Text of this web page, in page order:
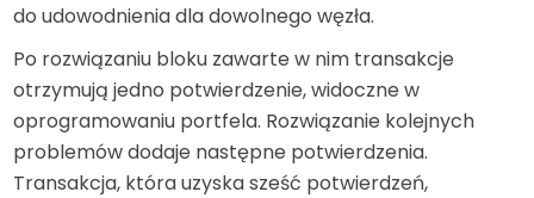
do udowodnienia dla dowolnego węzła.
Po rozwiązaniu bloku zawarte w nim transakcje
otrzymują jedno potwierdzenie, widoczne w
oprogramowaniu portfela. Rozwiązanie kolejnych
problemów dodaje następne potwierdzenia.
Transakcja, która uzyska sześć potwierdzeń,